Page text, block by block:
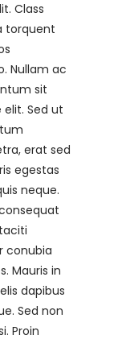
Class
torquent
Nullam ac
sit
Sed ut
erat sed
egestas
neque.
conubia
Mauris in
dapibus
Sed non
Proin